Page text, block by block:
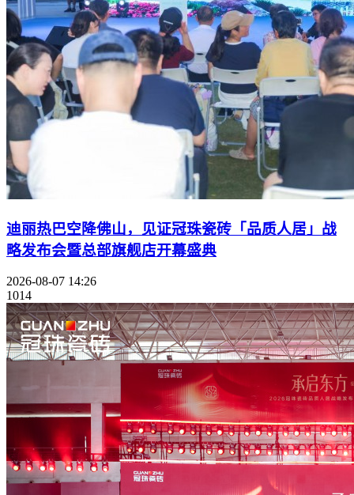
迪丽热巴空降佛山，见证冠珠瓷砖「品质人居」战
略发布会暨总部旗舰店开幕盛典
2026-08-07 14:26
1014